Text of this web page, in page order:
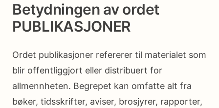
Betydningen av ordet
PUBLIKASJONER
Ordet publikasjoner refererer til materialet som
blir offentliggjort eller distribuert for
allmennheten. Begrepet kan omfatte alt fra
bøker, tidsskrifter, aviser, brosjyrer, rapporter,